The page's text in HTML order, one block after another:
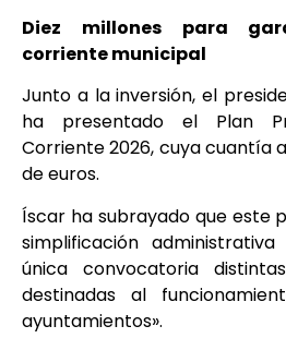
Diez millones para
corriente municipal
Junto a la inversión, el
ha presentado el Plan
Corriente 2026, cuya cuantía
de euros.
Íscar ha subrayado que este
simplificación
única convocatoria
destinadas al
ayuntamientos».